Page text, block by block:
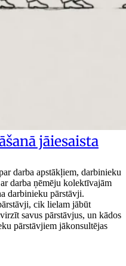
jāiesaista
darba apstākļiem, darbinieku
darba ņēmēju kolektīvajām
darbinieku pārstāvji.
cik lielam jābūt
savus pārstāvjus, un kādos
pārstāvjiem jākonsultējas